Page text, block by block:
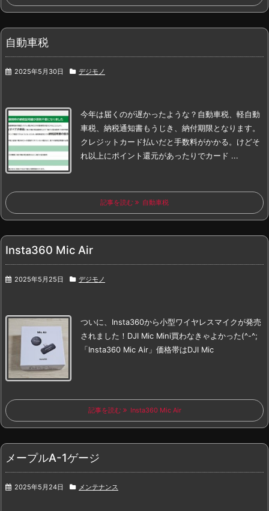
自動車税
2025年5月30日 デジモノ
今年は届くのが遅かったような？ 自動車税、軽自動
車税、納税通知書もうじき、納付期限となります。
クレジットカード払いだと手数料がかかる。 けどそ
れ以上にポイント還元があったりでカード ...
記事を読む 自動車税
Insta360 Mic Air
2025年5月25日 デジモノ
ついに、Insta360から小型ワイヤレスマイクが発売
されました！ DJI Mic Mini買わなきゃよかった(^-^;
「Insta360 Mic Air」 価格帯はDJI Mic
記事を読む Insta360 Mic Air
メープルA-1ゲージ
2025年5月24日 メンテナンス